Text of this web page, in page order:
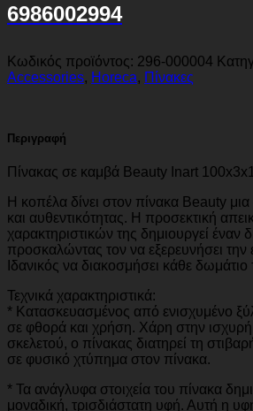
6986002994
Κωδικός προϊόντος: 296-000004
Accessories, Horeca, Πίνακες
Περιγραφή
Πίνακας σε καμβά Beauty Inart
Η κοπέλα δίνει στον πίνακα Beauty
και αυθεντικότητας. Η προσεκτική
χαρακτηριστικών της δημιουργεί έναν
προσκαλώντας τον να εξερευνήσει την
Iδανικός να διακοσμήσει κάθε
Τεχνικά χαρακτηριστικά:
* Κατασκευασμένος από ενισχυμένο
σε φθορά και χρήση. Χάρη στην
σκελετού, ο πίνακας διατηρεί τη
σε φυσικό χτύπημα στον πίνακα.
* Τα ανάγλυφα στοιχεία του πίνακα
μοναδική, τρισδιάστατη υφή. Αυτή η